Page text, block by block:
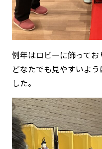
例年はロビーに飾って
どなたでも見やすいよ
した。